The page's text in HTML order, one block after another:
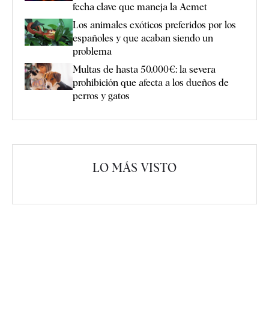
fecha clave que maneja la Aemet
Los animales exóticos preferidos por los
españoles y que acaban siendo un
problema
Multas de hasta 50.000€: la severa
prohibición que afecta a los dueños de
perros y gatos
LO MÁS VISTO